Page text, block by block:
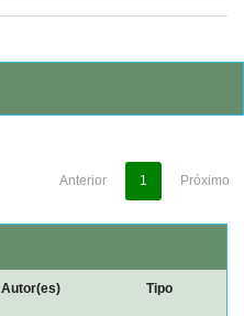
Anterior 1 Próximo
Autor(es) Tipo